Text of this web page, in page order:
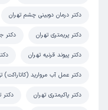
دکتر درمان دوبینی چشم تهران
دکتر پریمتری تهران دکتر
دکتر پیوند قرنیه تهران
دکتر عمل آب مروارید (کاتاراکت)
دکتر پاکیمتری تهران دکتر